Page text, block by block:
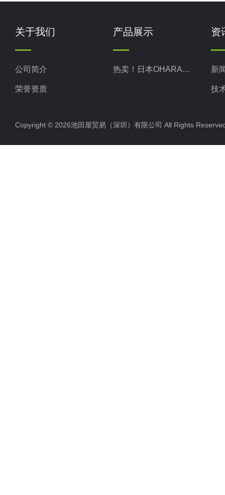
关于我们
公司简介
荣誉资质
产品展示
热卖！日本OHARA小原株式
资
新
技
Copyright © 2026池田屋贸易（深圳）有限公司 All Rights